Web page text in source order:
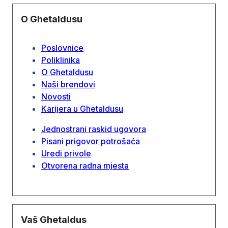
O Ghetaldusu
Poslovnice
Poliklinika
O Ghetaldusu
Naši brendovi
Novosti
Karijera u Ghetaldusu
Jednostrani raskid ugovora
Pisani prigovor potrošaća
Uredi privole
Otvorena radna mjesta
Vaš Ghetaldus